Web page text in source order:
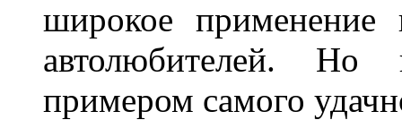
широкое
автолюбителей. Но
примером самого